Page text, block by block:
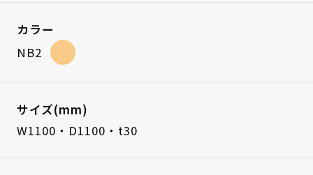
カラー
NB2
サイズ(mm)
W1100・D1100・t30